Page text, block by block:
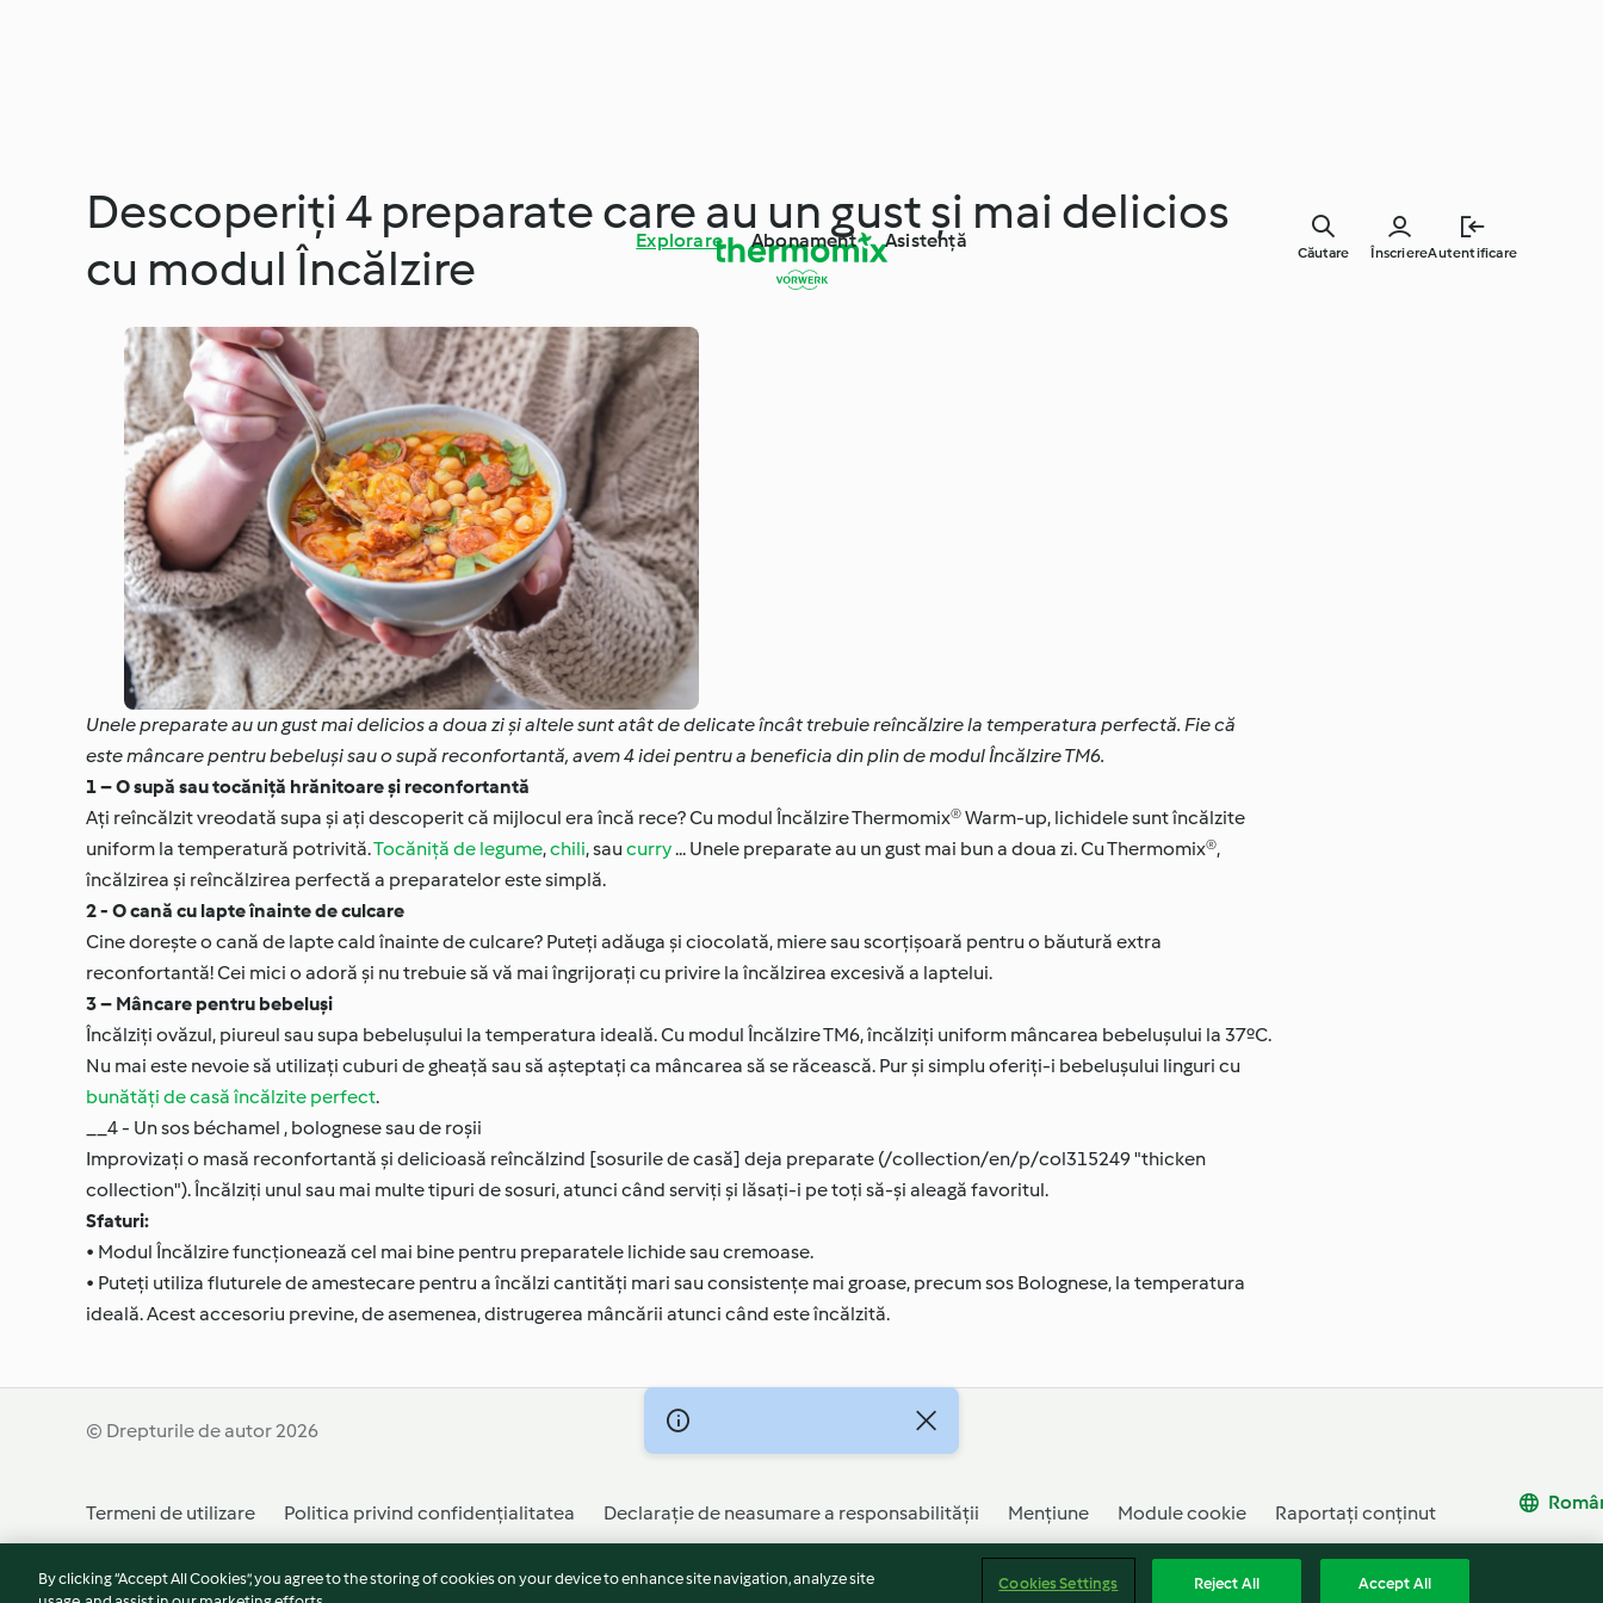
Explorare Abonament Asistență
ÎnscriereAutentificare
Căutare
Descoperiți 4 preparate care au un gust și mai delicios
cu modul Încălzire
Unele preparate au un gust mai delicios a doua zi și altele sunt atât de delicate încât trebuie reîncălzire la temperatura perfectă. Fie că
este mâncare pentru bebeluși sau o supă reconfortantă, avem 4 idei pentru a beneficia din plin de modul Încălzire TM6.
1 – O supă sau tocăniță hrănitoare și reconfortantă
Ați reîncălzit vreodată supa și ați descoperit că mijlocul era încă rece? Cu modul Încălzire Thermomix® Warm-up, lichidele sunt încălzite
uniform la temperatură potrivită.Tocăniță de legume,chili, sau curry... Unele preparate au un gust mai bun a doua zi. Cu Thermomix®,
încălzirea și reîncălzirea perfectă a preparatelor este simplă.
2 - O cană cu lapte înainte de culcare
Cine dorește o cană de lapte cald înainte de culcare? Puteți adăuga și ciocolată, miere sau scorțișoară pentru o băutură extra
reconfortantă! Cei mici o adoră și nu trebuie să vă mai îngrijorați cu privire la încălzirea excesivă a laptelui.
3 – Mâncare pentru bebeluși
Încălziți ovăzul, piureul sau supa bebelușului la temperatura ideală. Cu modul Încălzire TM6, încălziți uniform mâncarea bebelușului la 37ºC.
Nu mai este nevoie să utilizați cuburi de gheață sau să așteptați ca mâncarea să se răcească. Pur și simplu oferiți-i bebelușului linguri cu
bunătăți de casă încălzite perfect.
__4 - Un sos béchamel , bolognese sau de roșii
Improvizați o masă reconfortantă și delicioasă reîncălzind [sosurile de casă] deja preparate (/collection/en/p/col315249 "thicken
collection"). Încălziți unul sau mai multe tipuri de sosuri, atunci când serviți și lăsați-i pe toți să-și aleagă favoritul.
Sfaturi:
• Modul Încălzire funcționează cel mai bine pentru preparatele lichide sau cremoase.
• Puteți utiliza fluturele de amestecare pentru a încălzi cantități mari sau consistențe mai groase, precum sos Bolognese, la temperatura
ideală. Acest accesoriu previne, de asemenea, distrugerea mâncării atunci când este încălzită.
© Drepturile de autor 2026
Termeni de utilizare Politica privind confidențialitatea Declarație de neasumare a responsabilității Mențiune Module cookie Raportați conținut
By clicking “Accept All Cookies”, you agree to the storing of cookies on your device to enhance site navigation, analyze site
Cookies Settings Reject All Accept All